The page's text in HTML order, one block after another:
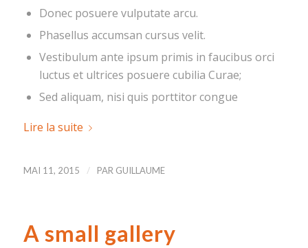
Donec posuere vulputate arcu.
Phasellus accumsan cursus velit.
Vestibulum ante ipsum primis in faucibus orci
luctus et ultrices posuere cubilia Curae;
Sed aliquam, nisi quis porttitor congue
Lire la suite
MAI 11, 2015 / PAR GUILLAUME
A small gallery